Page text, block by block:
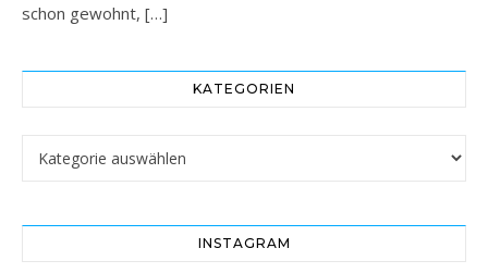
schon gewohnt, […]
KATEGORIEN
INSTAGRAM